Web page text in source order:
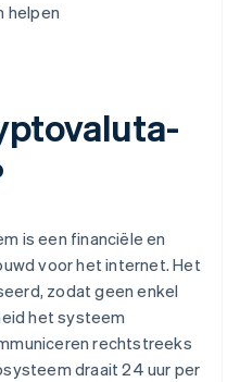
helpen
is een financiële en
voor het internet. Het
zodat geen enkel
het systeem
rechtstreeks
draait 24 uur per